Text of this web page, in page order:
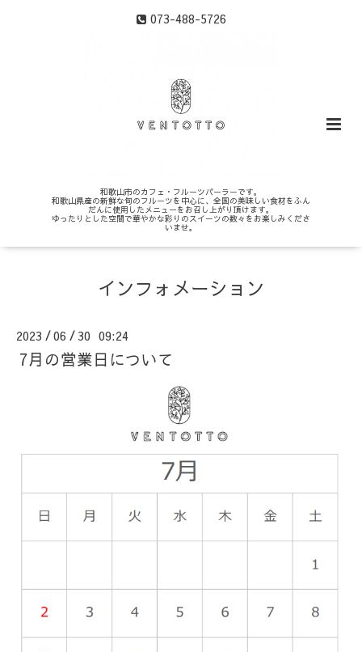
073-488-5726
和歌山市のカフェ・フルーツパーラーです。
和歌山県産の新鮮な旬のフルーツを中心に、全国の美味しい食材をふん
だんに使用したメニューをお召し上がり頂けます。
ゆったりとした空間で華やかな彩りのスイーツの数々をお楽しみくださ
いませ。
インフォメーション
2023 /06 /30 09:24
7月の営業日について